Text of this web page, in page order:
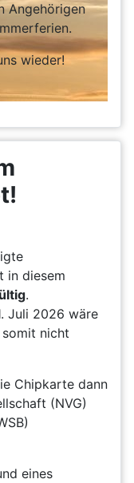
Angehörigen
wieder!
in diesem
.
Juli 2026 wäre
nicht
Chipkarte dann
(NVG)
eines